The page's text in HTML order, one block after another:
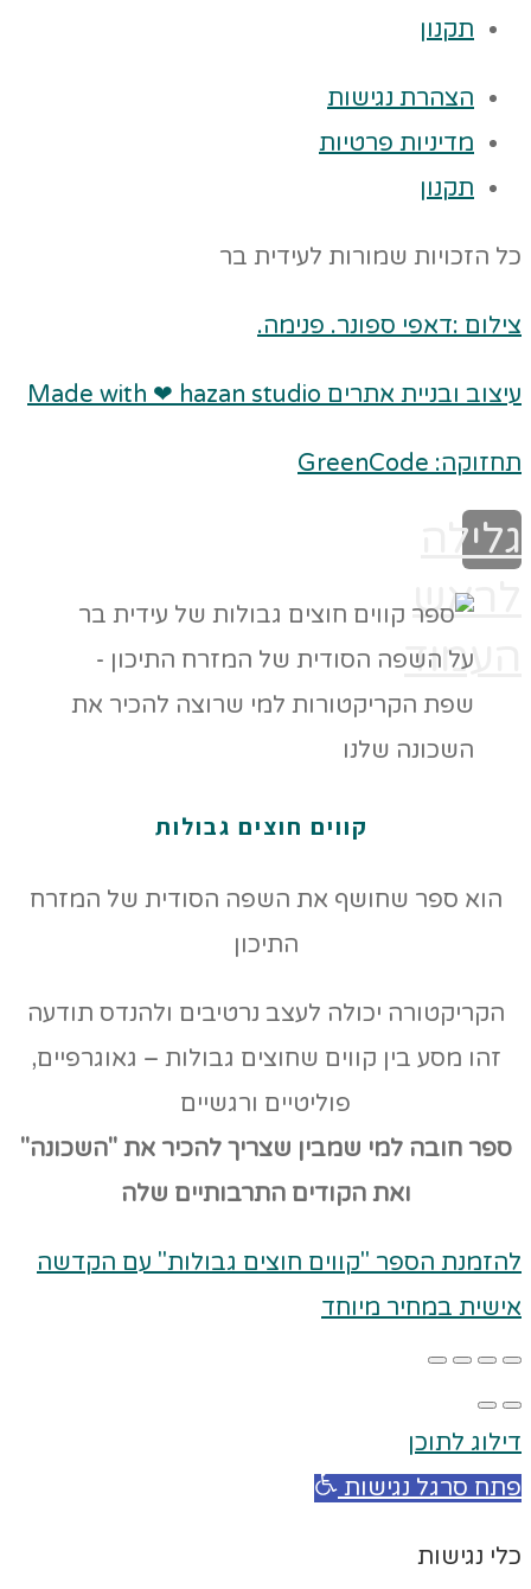
תקנון
הצהרת נגישות
מדיניות פרטיות
תקנון
כל הזכויות שמורות לעידית בר
צילום :דאפי ספונר. פנימה.
עיצוב ובניית אתרים Made with ❤ hazan studio
תחזוקה: GreenCode
גלילה
לראש
העמוד
קווים חוצים גבולות
הוא ספר שחושף את השפה הסודית של המזרח
התיכון
הקריקטורה יכולה לעצב נרטיבים ולהנדס תודעה
זהו מסע בין קווים שחוצים גבולות – גאוגרפיים,
פוליטיים ורגשיים
ספר חובה למי שמבין שצריך להכיר את "השכונה"
ואת הקודים התרבותיים שלה
להזמנת הספר "קווים חוצים גבולות" עם הקדשה
אישית במחיר מיוחד
דילוג לתוכן
פתח סרגל נגישות
כלי נגישות